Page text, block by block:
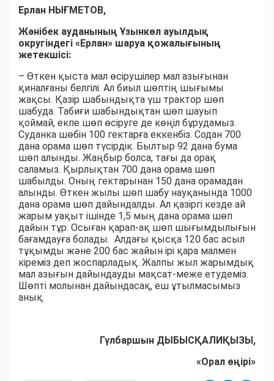
Ерлан НЫҒМЕТОВ,
Жәнібек ауданының Ұзынкөл ауылдық
округіндегі «Ерлан» шаруа қожалығының
жетекшісі:
– Өткен қыста мал өсірушілер мал азығынан
қиналғаны белгілі. Ал биыл шөптің шығымы
жақсы. Қазір шабындықта үш трактор шөп
шабуда. Табиғи шабындықтан шөп шауып
қоймай, екпе шөп өсіруге де көңіл бұрудамыз.
Суданка шөбін 100 гектарға еккенбіз. Содан 700
дана орама шөп түсірдік. Былтыр 92 дана бума
шөп алынды. Жаңбыр болса, тағы да орақ
саламыз. Қырлықтан 700 дана орама шөп
шабылды. Оның гектарынан 150 дана орамадан
алынды. Өткен жылы шөп шабу науқанында 1000
дана орама шөп дайындалды. Ал қазіргі кезде ай
жарым уақыт ішінде 1,5 мың дана орама шөп
дайын тұр. Осыған қарап-ақ шөп шығымдылығын
бағамдауға болады. Алдағы қысқа 120 бас асыл
тұқымды және 200 бас жайын ірі қара малмен
кіреміз деп жоспарладық. Жалпы жыл жарымдық
мал азығын дайындауды мақсат-меже етудеміз.
Шөпті молынан дайындасақ, еш ұтылмасымыз
анық.
Гүлбаршын ДЫБЫСҚАЛИҚЫЗЫ,
«Орал өңірі»